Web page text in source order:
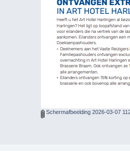
Schermafbeelding 2026-03-07